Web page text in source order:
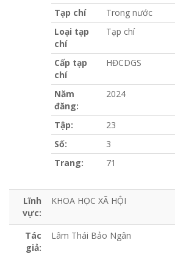
Tạp chí
Trong nước
Loại tạp
chí
Tạp chí
Cấp tạp
chí
HĐCDGS
Năm
đăng:
2024
Tập:
23
Số:
3
Trang:
71
Lĩnh
vực:
KHOA HỌC XÃ HỘI
Tác
giả:
Lâm Thái Bảo Ngân